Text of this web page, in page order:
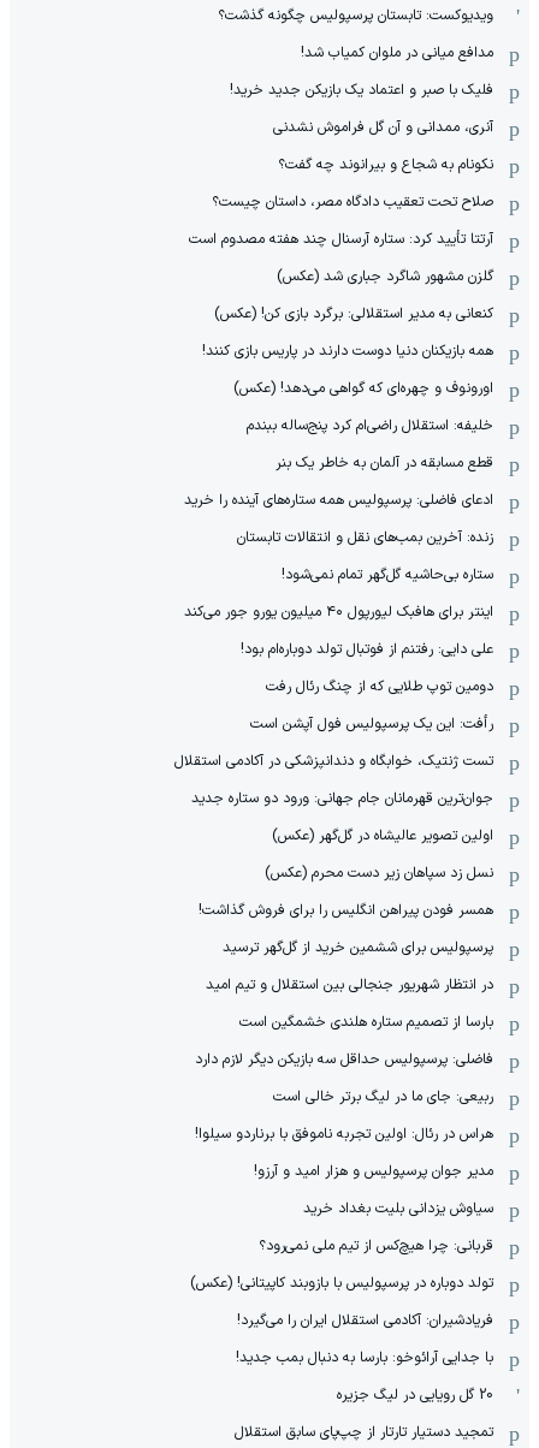
ویدیوکست: تابستان پرسپولیس چگونه گذشت؟
مدافع میانی در ملوان کمیاب شد!
فلیک با صبر و اعتماد یک بازیکن جدید خرید!
آنری، ممدانی و آن گل فراموش نشدنی
نکونام به شجاع و بیرانوند چه گفت؟
صلاح تحت تعقیب دادگاه مصر، داستان چیست؟
آرتتا تأیید کرد: ستاره آرسنال چند هفته مصدوم است
گلزن مشهور شاگرد جباری شد (عکس)
کنعانی به مدیر استقلالی: برگرد بازی کن! (عکس)
همه بازیکنان دنیا دوست دارند در پاریس بازی کنند!
اورونوف و چهره‌ای که گواهی می‌دهد! (عکس)
خلیفه: استقلال راضی‌ام کرد پنج‌ساله ببندم
قطع مسابقه در آلمان به خاطر یک بنر
ادعای فاضلی: پرسپولیس همه ستاره‌های آینده را خرید
زنده: آخرین بمب‌های نقل و انتقالات تابستان
ستاره بی‌حاشیه گل‌گهر تمام نمی‌شود!
اینتر برای هافبک لیورپول ۴۰ میلیون یورو جور می‌کند
علی دایی: رفتنم از فوتبال تولد دوباره‌ام بود!
دومین توپ طلایی که از چنگ رئال رفت
رأفت: این یک پرسپولیس فول آپشن است
تست ژنتیک، خوابگاه و دندانپزشکی در آکادمی استقلال
جوان‌ترین قهرمانان جام جهانی: ورود دو ستاره جدید
اولین تصویر عالیشاه در گل‌گهر (عکس)
نسل زد سپاهان زیر دست محرم (عکس)
همسر فودن پیراهن انگلیس را برای فروش گذاشت!
پرسپولیس برای ششمین خرید از گل‌گهر ترسید
در انتظار شهریور جنجالی بین استقلال و تیم امید
بارسا از تصمیم ستاره هلندی خشمگین است
فاضلی: پرسپولیس حداقل سه بازیکن دیگر لازم دارد
ربیعی: جای ما در لیگ برتر خالی است
هراس در رئال: اولین تجربه ناموفق با برناردو سیلوا!
مدیر جوان پرسپولیس و هزار امید و آرزو!
سیاوش یزدانی بلیت بغداد خرید
قربانی: چرا هیچ‌کس از تیم ملی نمی‌رود؟
تولد دوباره در پرسپولیس با بازوبند کاپیتانی! (عکس)
فریادشیران: آکادمی استقلال ایران را می‌گیرد!
با جدایی آرائوخو: بارسا به دنبال بمب جدید!
20 گل رویایی در لیگ جزیره
تمجید دستیار تارتار از چپ‌پای سابق استقلال